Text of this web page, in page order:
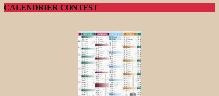
CALENDRIER CONTEST